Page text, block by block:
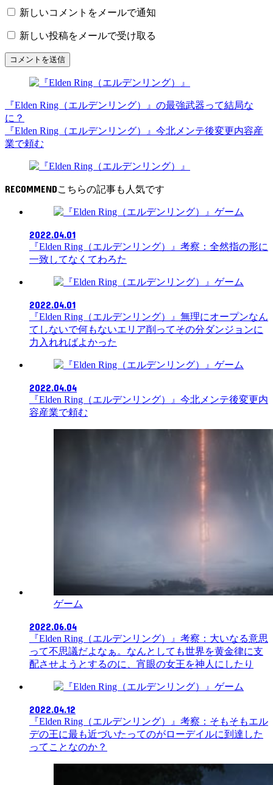
新しいコメントをメールで通知
新しい投稿をメールで受け取る
『Elden Ring（エルデンリング）』の最強武器って結局な
に？
『Elden Ring（エルデンリング）』今北メンテ後変更内容産
業で頼む
RECOMMEND
ゲーム
2022.04.01
『Elden Ring（エルデンリング）』考察：全然指の形に
一致してなくてわろた
ゲーム
2022.04.01
『Elden Ring（エルデンリング）』無理にオープンなん
てしないで何もないエリア削ってその分ダンジョンに
力入れればよかった
ゲーム
2022.04.04
『Elden Ring（エルデンリング）』今北メンテ後変更内
容産業で頼む
ゲーム
2022.06.04
『Elden Ring（エルデンリング）』考察：大いなる意思
って不思議だよなぁ。なんとしても世界を黄金律に支
配させようとするのに、宵眼の女王を神人にしたり
ゲーム
2022.04.12
『Elden Ring（エルデンリング）』考察：そもそもエル
デの王に最も近づいたってのがローデイルに到達した
ってことなのか？